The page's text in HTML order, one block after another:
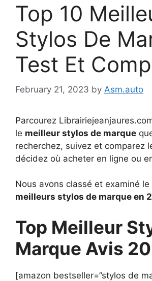
Top 10
Stylos De
Test Et
February 21, 2023 by Asm.auto
Parcourez
le meilleur stylos de marque
recherchez, suivez et comparez
décidez où acheter en ligne ou
Nous avons classé et examiné le
meilleurs stylos de marque en
Top Meilleur
Marque Avis
[amazon bestseller=”stylos de